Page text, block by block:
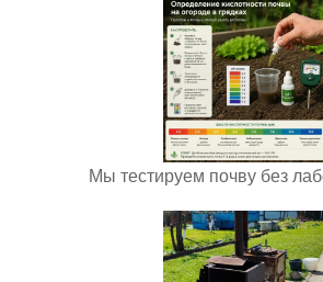
Мы тестируем почву без